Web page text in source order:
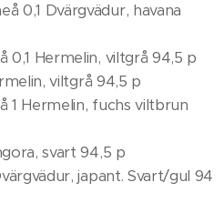
0,1 Dvärgvädur, havana
0,1 Hermelin, viltgrå 94,5 p
viltgrå 94,5 p
1 Hermelin, fuchs viltbrun
svart 94,5 p
japant. Svart/gul 94